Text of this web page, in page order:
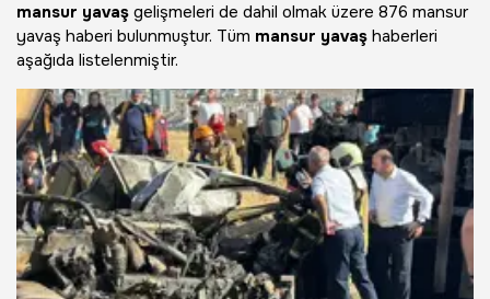
mansur yavaş gelişmeleri de dahil olmak üzere 876 mansur
yavaş haberi bulunmuştur. Tüm mansur yavaş haberleri
aşağıda listelenmiştir.